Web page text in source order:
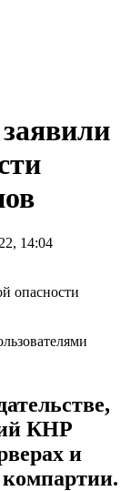
14:04
КНР
и
компартии.